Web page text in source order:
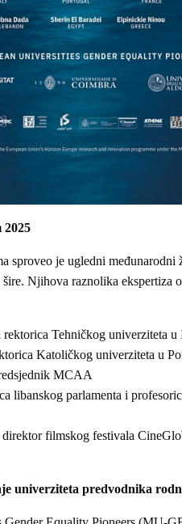
2025
sproveo je ugledni međunarodni
Njihova raznolika ekspertiza
Tehničkog univerziteta u
Katoličkog univerziteta u
MCAA
libanskog parlamenta i
filmskog festivala
univerziteta predvodnika